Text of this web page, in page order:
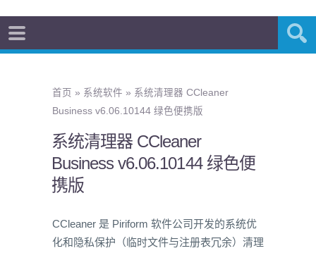
首页 » 系统软件 » 系统清理器 CCleaner
Business v6.06.10144 绿色便携版
系统清理器 CCleaner
Business v6.06.10144 绿色便
携版
CCleaner 是 Piriform 软件公司开发的系统优
化和隐私保护（临时文件与注册表冗余）清理